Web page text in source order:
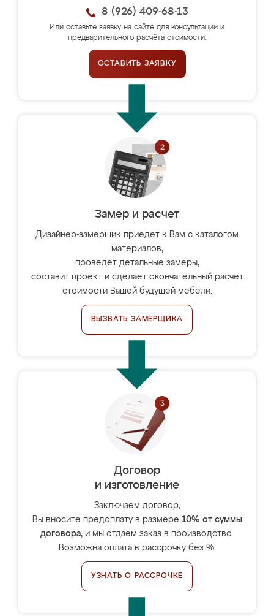
8 (926) 409-68-13
Или оставьте заявку на сайте для консультации и
предварительного расчёта стоимости.
ОСТАВИТЬ ЗАЯВКУ
Замер и расчет
Дизайнер-замерщик приедет к Вам с каталогом
материалов,
проведёт детальные замеры,
составит проект и сделает окончательный расчёт
стоимости Вашей будущей мебели.
ВЫЗВАТЬ ЗАМЕРЩИКА
Договор
и изготовление
Заключаем договор,
Вы вносите предоплату в размере 10% от суммы
договора, и мы отдаём заказ в производство.
Возможна оплата в рассрочку без %.
УЗНАТЬ О РАССРОЧКЕ